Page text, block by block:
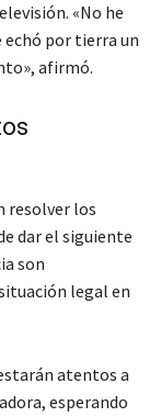
«No he
por tierra un
, afirmó.
resolver los
dar el siguiente
son
legal en
atentos a
esperando